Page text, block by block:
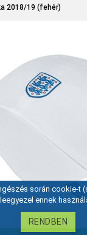
2018/19 (fehér)
során cookie-t
ennek
RENDBEN